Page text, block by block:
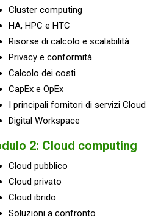
Cluster computing
HA, HPC e HTC
Risorse di calcolo e scalabilità
Privacy e conformità
Calcolo dei costi
CapEx e OpEx
I principali fornitori di servizi Cloud
Digital Workspace
2: Cloud computing
Cloud pubblico
Cloud privato
Cloud ibrido
Soluzioni a confronto